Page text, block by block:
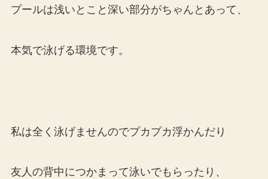
プールは浅いとこと深い部分がちゃんとあって、
本気で泳げる環境です。
私は全く泳げませんのでプカプカ浮かんだり
友人の背中につかまって泳いでもらったり、